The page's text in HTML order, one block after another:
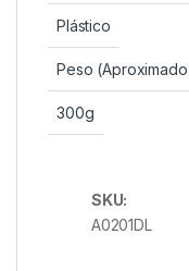
Plástico
Peso
300g
SKU:
A0201DL